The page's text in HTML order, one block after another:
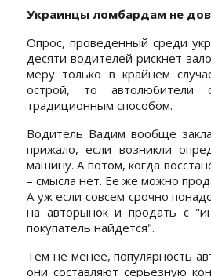
Украинцы ломбардам не
Опрос, проведенный среди
десяти водителей рискнет
меру только в крайнем
острой, то автолюбители
традиционным способом.
Водитель Вадим вообще
прижало, если возникли
машину. А потом, когда
– смысла нет. Ее же можно
А уж если совсем срочно
на авторынок и продать с
покупатель найдется".
Тем не менее, популярность
они составляют серьезную